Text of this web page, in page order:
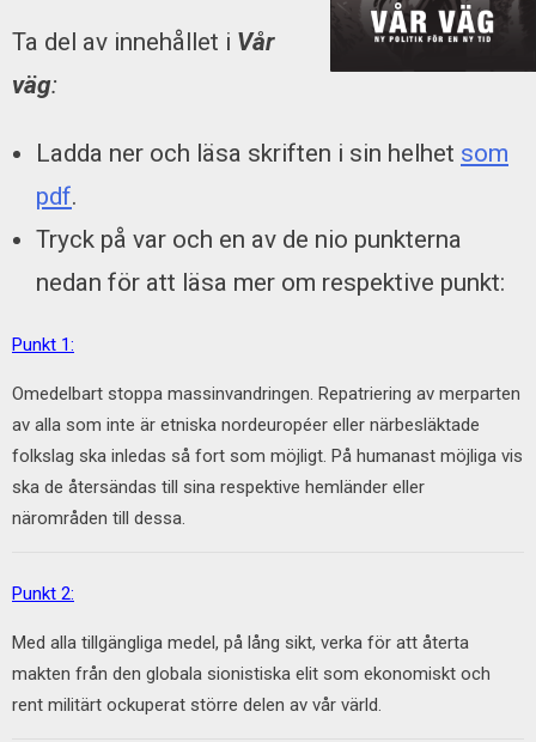
Ta del av innehållet i Vår
väg:
Ladda ner och läsa skriften i sin helhet som
pdf.
Tryck på var och en av de nio punkterna
nedan för att läsa mer om respektive punkt:
Punkt 1:
Omedelbart stoppa massinvandringen. Repatriering av merparten
av alla som inte är etniska nordeuropéer eller närbesläktade
folkslag ska inledas så fort som möjligt. På humanast möjliga vis
ska de återsändas till sina respektive hemländer eller
närområden till dessa.
Punkt 2:
Med alla tillgängliga medel, på lång sikt, verka för att återta
makten från den globala sionistiska elit som ekonomiskt och
rent militärt ockuperat större delen av vår värld.